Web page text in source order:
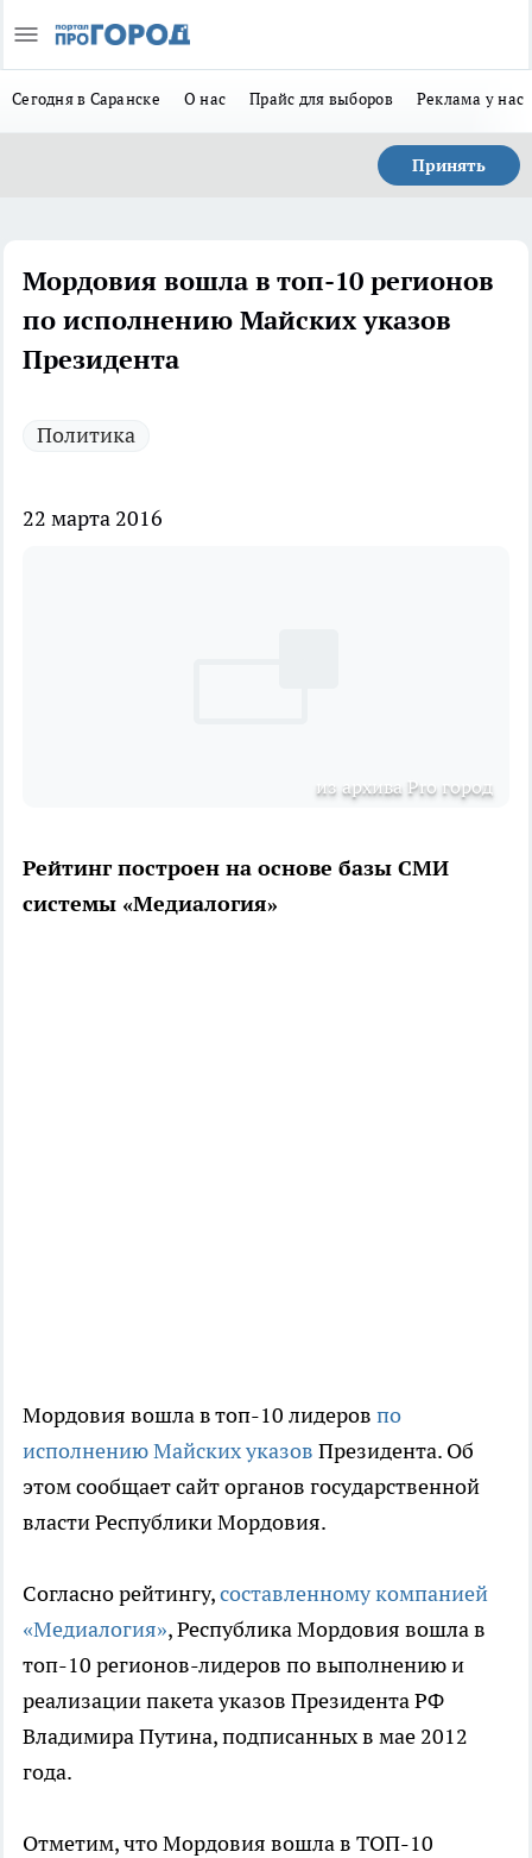
Сегодня в Саранске О нас Прайс для выборов Реклама у нас
Принять
Мордовия вошла в топ-10 регионов
по исполнению Майских указов
Президента
Политика
22 марта 2016
из архива Pro город
Рейтинг построен на основе базы СМИ
системы «Медиалогия»
Мордовия вошла в топ-10 лидеров по
исполнению Майских указов Президента. Об
этом сообщает сайт органов государственной
власти Республики Мордовия.
Согласно рейтингу,составленному компанией
«Медиалогия», Республика Мордовия вошла в
топ-10 регионов-лидеров по выполнению и
реализации пакета указов Президента РФ
Владимира Путина, подписанных в мае 2012
года.
Отметим, что Мордовия вошла в ТОП-10